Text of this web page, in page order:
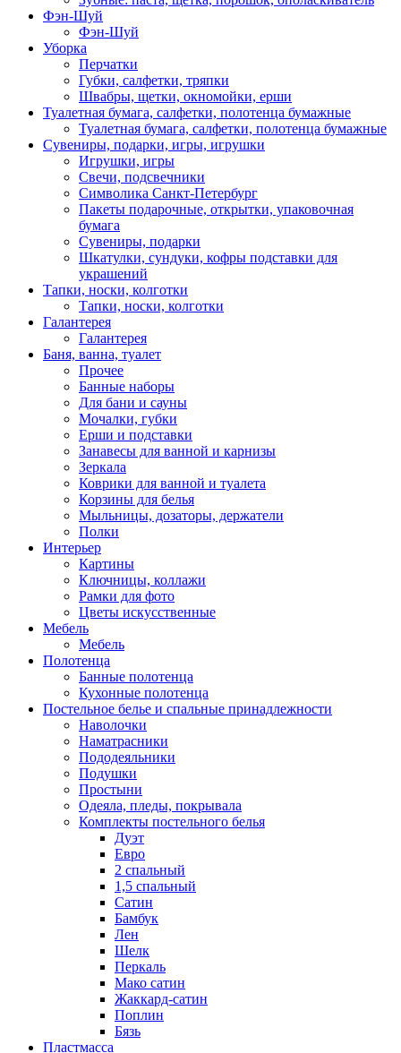
Фэн-Шуй
Фэн-Шуй
Уборка
Перчатки
Губки, салфетки, тряпки
Швабры, щетки, окномойки, ерши
Туалетная бумага, салфетки, полотенца бумажные
Туалетная бумага, салфетки, полотенца бумажные
Сувениры, подарки, игры, игрушки
Игрушки, игры
Свечи, подсвечники
Символика Санкт-Петербург
Пакеты подарочные, открытки, упаковочная
бумага
Сувениры, подарки
Шкатулки, сундуки, кофры подставки для
украшений
Тапки, носки, колготки
Тапки, носки, колготки
Галантерея
Галантерея
Баня, ванна, туалет
Прочее
Банные наборы
Для бани и сауны
Мочалки, губки
Ерши и подставки
Занавесы для ванной и карнизы
Зеркала
Коврики для ванной и туалета
Корзины для белья
Мыльницы, дозаторы, держатели
Полки
Интерьер
Картины
Ключницы, коллажи
Рамки для фото
Цветы искусственные
Мебель
Мебель
Полотенца
Банные полотенца
Кухонные полотенца
Постельное белье и спальные принадлежности
Наволочки
Наматрасники
Пододеяльники
Подушки
Простыни
Одеяла, пледы, покрывала
Комплекты постельного белья
Дуэт
Евро
2 спальный
1,5 спальный
Сатин
Бамбук
Лен
Шелк
Перкаль
Мако сатин
Жаккард-сатин
Поплин
Бязь
Пластмасса